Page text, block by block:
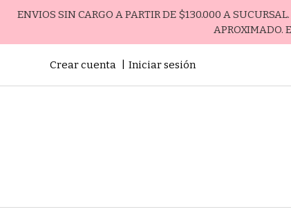
ENVIOS SIN CARGO A PARTIR DE $130.000 A
APROXIMADO.
Crear cuenta Iniciar sesión